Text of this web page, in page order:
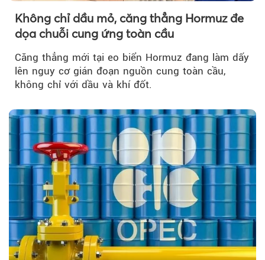
Không chỉ dầu mỏ, căng thẳng Hormuz đe
dọa chuỗi cung ứng toàn cầu
Căng thẳng mới tại eo biển Hormuz đang làm dấy
lên nguy cơ gián đoạn nguồn cung toàn cầu,
không chỉ với dầu và khí đốt.